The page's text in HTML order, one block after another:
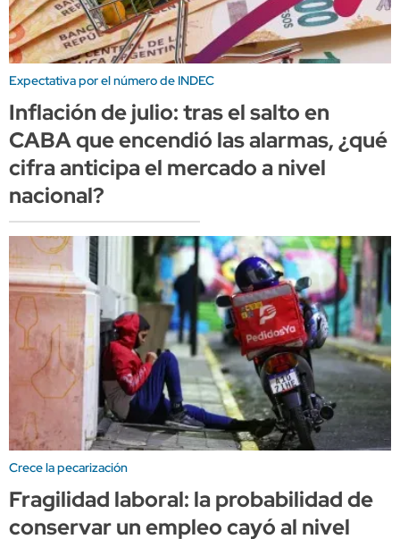
Expectativa por el número de INDEC
Inflación de julio: tras el salto en
CABA que encendió las alarmas, ¿qué
cifra anticipa el mercado a nivel
nacional?
Crece la pecarización
Fragilidad laboral: la probabilidad de
conservar un empleo cayó al nivel